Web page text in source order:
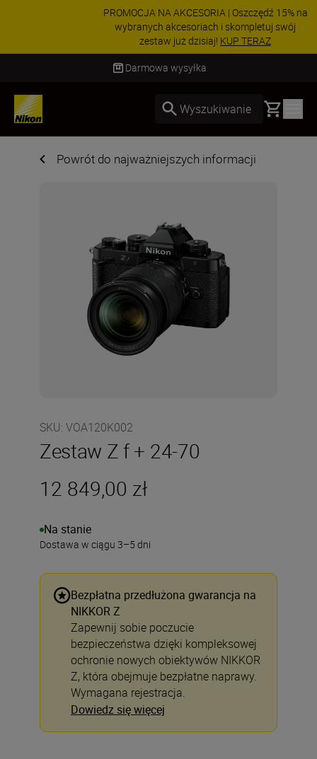
PROMOCJA NA AKCESORIA | Oszczędź 15% na
wybranych akcesoriach i skompletuj swój
zestaw już dzisiaj! KUP TERAZ
Dostawa od 2 do 4 dni roboczych
Wyszukiwanie Basket
Powrót do najważniejszych informacji
SKU: VOA120K002
Zestaw Z f + 24-70
12 849,00 zł
Na stanie
Dostawa w ciągu 3–5 dni
Bezpłatna przedłużona gwarancja na
NIKKOR Z
Zapewnij sobie poczucie
bezpieczeństwa dzięki kompleksowej
ochronie nowych obiektywów NIKKOR
Z, która obejmuje bezpłatne naprawy.
Wymagana rejestracja.
Dowiedz się więcej